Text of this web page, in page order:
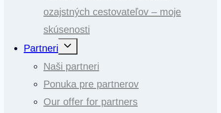
ozajstných cestovateľov – moje
skúsenosti
Partneri
Toggle
Naši partneri
Ponuka pre partnerov
Our offer for partners